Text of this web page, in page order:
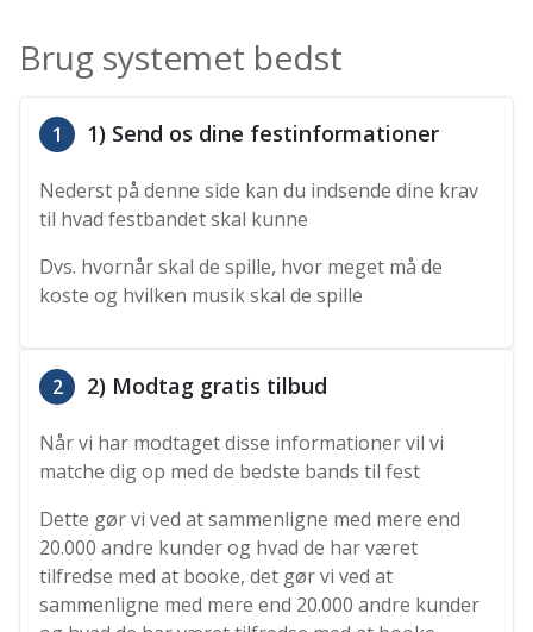
Brug systemet bedst
1 1) Send os dine festinformationer
Nederst på denne side kan du indsende dine krav
til hvad festbandet skal kunne
Dvs. hvornår skal de spille, hvor meget må de
koste og hvilken musik skal de spille
2 2) Modtag gratis tilbud
Når vi har modtaget disse informationer vil vi
matche dig op med de bedste bands til fest
Dette gør vi ved at sammenligne med mere end
20.000 andre kunder og hvad de har været
tilfredse med at booke, det gør vi ved at
sammenligne med mere end 20.000 andre kunder